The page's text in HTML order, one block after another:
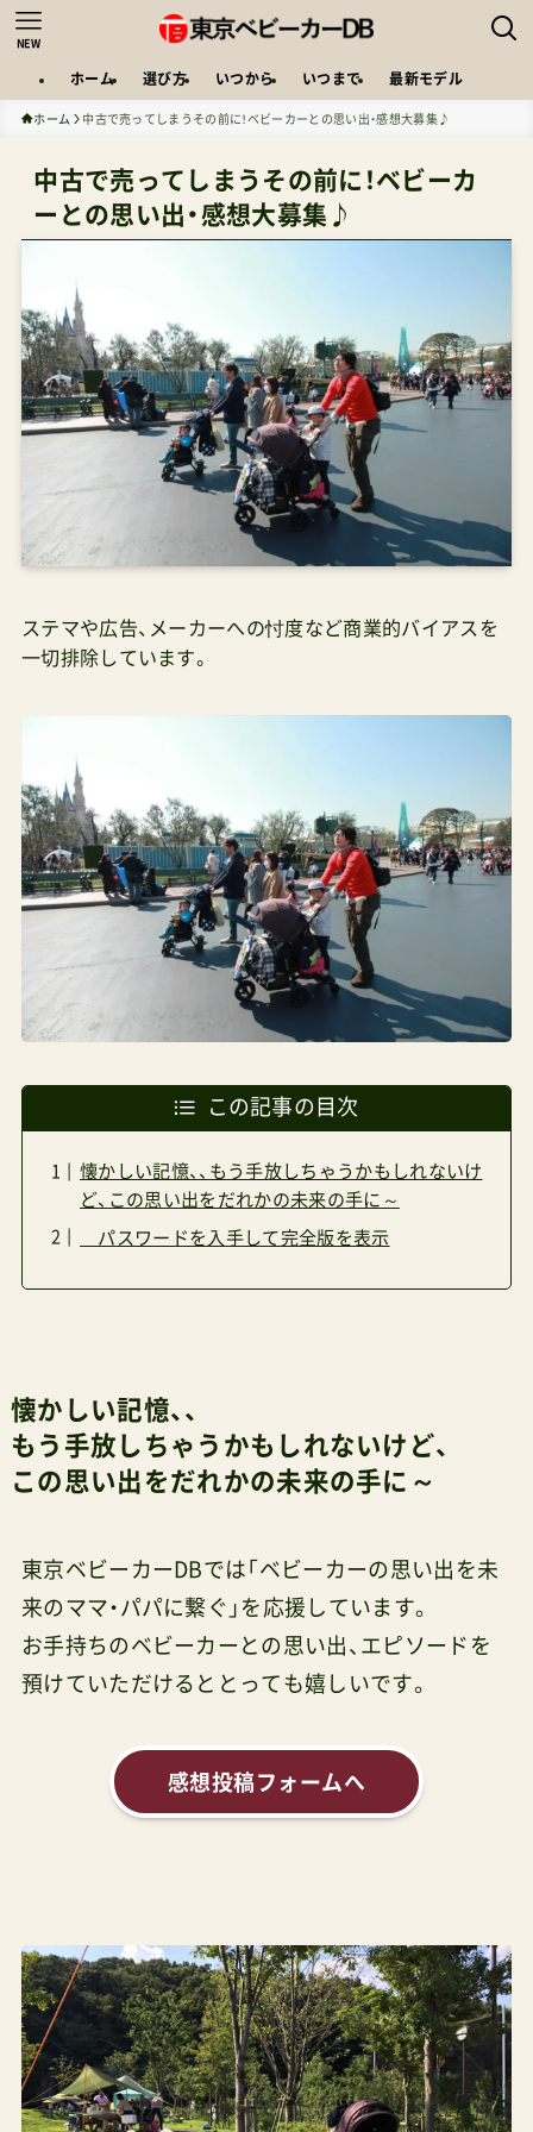
NEW
ホーム 選び方 いつから いつまで 最新モデル
ホーム 中古で売ってしまうその前に！ベビーカーとの思い出・感想大募集♪
中古で売ってしまうその前に！ベビーカ
ーとの思い出・感想大募集♪
ステマや広告、メーカーへの忖度など商業的バイアスを
一切排除しています。
この記事の目次
懐かしい記憶、、もう手放しちゃうかもしれないけ
ど、この思い出をだれかの未来の手に～
パスワードを入手して完全版を表示
懐かしい記憶、、
もう手放しちゃうかもしれないけど、
この思い出をだれかの未来の手に～
東京ベビーカーDBでは「ベビーカーの思い出を未
来のママ・パパに繋ぐ」を応援しています。
お手持ちのベビーカーとの思い出、エピソードを
預けていただけるととっても嬉しいです。
感想投稿フォームへ